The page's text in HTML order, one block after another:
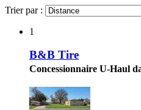
Trier par :
1
B&B Tire
Concessionnaire U-Haul